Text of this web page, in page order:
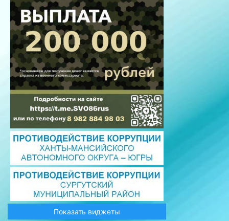
Показать виджеты